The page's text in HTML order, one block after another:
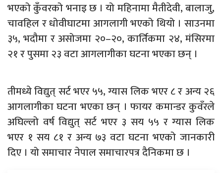
भएको कुँवरको भनाइ छ । यो महिनामा मैतीदेवी, बालाजु,
चावहिल र धोवीघाटमा आगलागी भएको थियो । साउनमा
३५, भदौमा र असोजमा २०–२०, कार्तिकमा २४, मंसिरमा
२१ र पुसमा २३ वटा आगलागीका घटना भएका छन् ।
तीमध्ये विद्युत् सर्ट भएर ५५, ग्यास लिक भएर ८ र अन्य २६
आगलागीका घटना भएका छन् । फायर कमान्डर कुवँरले
अघिल्लो वर्ष विद्युत् सर्ट भएर ३ सय ५५ र ग्यास लिक
भएर १ सय ८१ र अन्य ७३ वटा घटना भएको जानकारी
दिए । यो समाचार नेपाल समाचारपत्र दैनिकमा छ ।